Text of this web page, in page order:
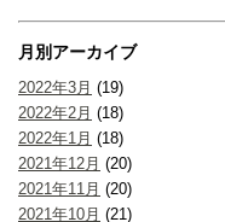
月別アーカイブ
2022年3月 (19)
2022年2月 (18)
2022年1月 (18)
2021年12月 (20)
2021年11月 (20)
2021年10月 (21)